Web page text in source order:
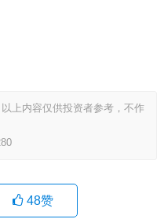
上内容仅供投资者参考，不作
48赞